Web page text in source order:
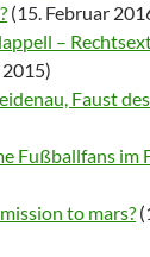
(15. Februar
–
2015)
Faust
Fußballfans im
to mars?